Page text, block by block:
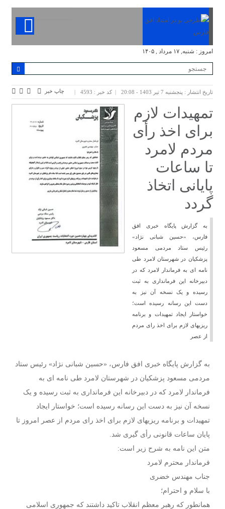
امروز : شنبه, ۱۷ مرداد , ۱۴۰۵
تاریخ انتشار : پنجشنبه 7 تیر 1403 - 20:08 کد خبر : 4593 چاپ خبر
تمهیدات لازم
برای اخذ رأی
مردم لامرد
تا ساعات
پایانی اتخاذ
گردد
به گزارش پایگاه خبری افق
فارس، «حسین شبانی نژاد»
رئیس ستاد مردمی مسعود
پزشکیان در شهرستان لامرد طی
نامه ای به فرماندار لامرد که در
دبیرخانه این فرمانداری به ثبت
رسیده و یک نسخه آن نیز به
دست این رسانه رسیده است؛
خواستار ایجاد تمهیدات و برنامه
ریزیهای لازم برای اخذ رای مردم
از عصر
به گزارش پایگاه خبری افق فارس، «حسین شبانی نژاد» رئیس ستاد
مردمی مسعود پزشکیان در شهرستان لامرد طی نامه ای به
فرماندار لامرد که در دبیرخانه این فرمانداری به ثبت رسیده و یک
نسخه آن نیز به دست این رسانه رسیده است؛ خواستار ایجاد
تمهیدات و برنامه ریزیهای لازم برای اخذ رای مردم از عصر امروز تا
پایان ساعات قانونی رأی گیری شد.
متن این نامه به شرح زیر است:
فرماندار محترم لامرد
جناب مهندس خضری
با سلام و احترام؛
همانطور که رهبر معظم انقلاب تاکید داشتند که جمهوری اسلامی